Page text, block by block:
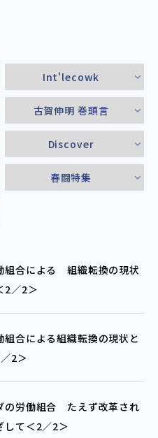
Int'lecowk
古賀伸明 巻頭言
Discover
春闘特集
組合による 組織転換の現状
2／2＞
組合による組織転換の現状と
2＞
の労働組合 たえず改革され
して＜2／2＞